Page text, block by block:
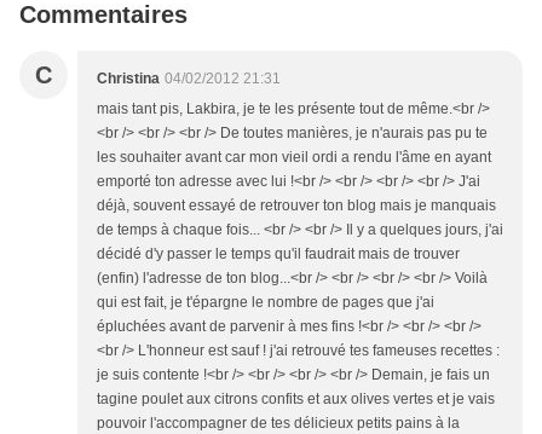
Commentaires
C Christina 04/02/2012 21:31
mais tant pis, Lakbira, je te les présente tout de même.<br />
<br /> <br /> <br /> De toutes manières, je n'aurais pas pu te
les souhaiter avant car mon vieil ordi a rendu l'âme en ayant
emporté ton adresse avec lui !<br /> <br /> <br /> <br /> J'ai
déjà, souvent essayé de retrouver ton blog mais je manquais
de temps à chaque fois... <br /> <br /> Il y a quelques jours, j'ai
décidé d'y passer le temps qu'il faudrait mais de trouver
(enfin) l'adresse de ton blog...<br /> <br /> <br /> <br /> Voilà
qui est fait, je t'épargne le nombre de pages que j'ai
épluchées avant de parvenir à mes fins !<br /> <br /> <br />
<br /> L'honneur est sauf ! j'ai retrouvé tes fameuses recettes :
je suis contente !<br /> <br /> <br /> <br /> Demain, je fais un
tagine poulet aux citrons confits et aux olives vertes et je vais
pouvoir l'accompagner de tes délicieux petits pains à la